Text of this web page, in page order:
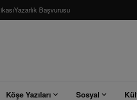
Yazarlık Başvurusu
Köşe Yazıları Sosyal